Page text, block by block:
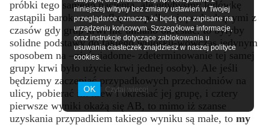
próbki tego samego pacjenta, ale gdybyśmy lodówkę
zastąpili barokową szafką i ampułkami, pochodzącymi z
czasów gdy grup krwi nie umiano określać, to byłyby
solidne podstawy do takiego wniosku-wówczas jedynym
sposobem na –nieświadome- zdeterminowanie tej samej
grupy krwi było użycie krwi jednej osoby). Ale jeśli
będziemy zaczepiać przypadkowych przechodniów na
ulicy, pobierać im krew i określać jej grupę, i cztery
pierwsze wyniki okażą się AB, to mimo iż szanse
uzyskania przypadkiem takiego wyniku są małe, tomy
niniejszej witryny bez zmiany ustawień w Twojej
przeglądarce oznacza, że będą one zapisane na
urządzeniu końcowym. Szczegółowe informacje,
oraz instrukcje dotyczące zablokowania u
usuwania ciasteczek znajdziesz w naszej polityce
cookies.
OK Czytaj więcej